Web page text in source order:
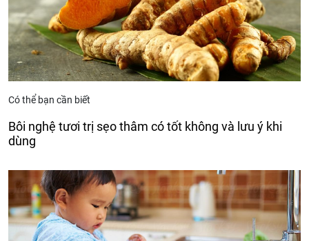
Có thể bạn cần biết
Bôi nghệ tươi trị sẹo thâm có tốt không và lưu ý khi
dùng